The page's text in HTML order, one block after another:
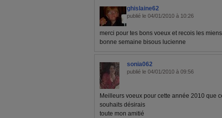
ghislaine62
publié le 04/01/2010 à 10:26
merci pour tes bons voeux et recois les
bonne semaine bisous lucienne
sonia062
publié le 04/01/2010 à 09:56
Meilleurs voeux pour cette année 2010 que
souhaits désirais
toute mon amitié